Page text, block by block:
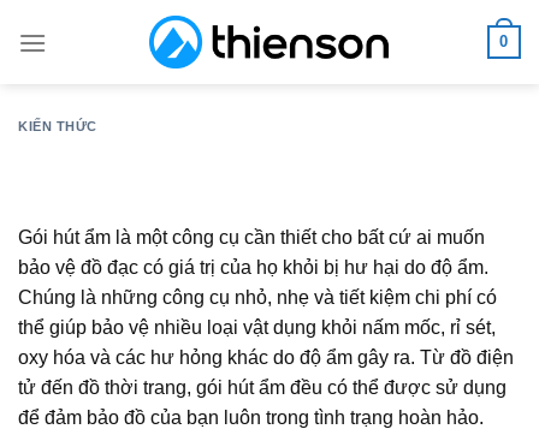
0
KIẾN THỨC
Gói hút ẩm là một công cụ cần thiết cho bất cứ ai muốn
bảo vệ đồ đạc có giá trị của họ khỏi bị hư hại do độ ẩm.
Chúng là những công cụ nhỏ, nhẹ và tiết kiệm chi phí có
thể giúp bảo vệ nhiều loại vật dụng khỏi nấm mốc, rỉ sét,
oxy hóa và các hư hỏng khác do độ ẩm gây ra. Từ đồ điện
tử đến đồ thời trang, gói hút ẩm đều có thể được sử dụng
để đảm bảo đồ của bạn luôn trong tình trạng hoàn hảo.